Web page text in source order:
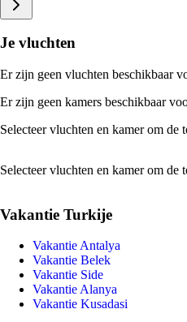
Je vluchten
Er zijn geen vluchten beschikbaar
Er zijn geen kamers beschikbaar
Selecteer vluchten en kamer om de
Selecteer vluchten en kamer om de
Vakantie Turkije
Vakantie Antalya
Vakantie Belek
Vakantie Side
Vakantie Alanya
Vakantie Kusadasi